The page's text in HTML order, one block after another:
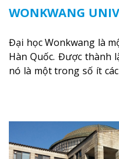
WONKWANG
Đại học Wonkwang là
Hàn Quốc. Được thành
nó là một trong số ít
học được khai trương
nó đã đạt cấp độ đại